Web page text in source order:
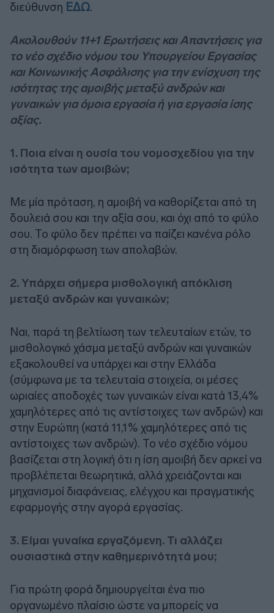
διεύθυνση ΕΔΩ.
Ακολουθούν 11+1 Ερωτήσεις και Απαντήσεις για
το νέο σχέδιο νόμου του Υπουργείου Εργασίας
και Κοινωνικής Ασφάλισης για την ενίσχυση της
ισότητας της αμοιβής μεταξύ ανδρών και
γυναικών για όμοια εργασία ή για εργασία ίσης
αξίας.
1. Ποια είναι η ουσία του νομοσχεδίου για την
ισότητα των αμοιβών;
Με μία πρόταση, η αμοιβή να καθορίζεται από τη
δουλειά σου και την αξία σου, και όχι από το φύλο
σου. Το φύλο δεν πρέπει να παίζει κανένα ρόλο
στη διαμόρφωση των απολαβών.
2. Υπάρχει σήμερα μισθολογική απόκλιση
μεταξύ ανδρών και γυναικών;
Ναι, παρά τη βελτίωση των τελευταίων ετών, το
μισθολογικό χάσμα μεταξύ ανδρών και γυναικών
εξακολουθεί να υπάρχει και στην Ελλάδα
(σύμφωνα με τα τελευταία στοιχεία, οι μέσες
ωριαίες αποδοχές των γυναικών είναι κατά 13,4%
χαμηλότερες από τις αντίστοιχες των ανδρών) και
στην Ευρώπη (κατά 11,1% χαμηλότερες από τις
αντίστοιχες των ανδρών). Το νέο σχέδιο νόμου
βασίζεται στη λογική ότι η ίση αμοιβή δεν αρκεί να
προβλέπεται θεωρητικά, αλλά χρειάζονται και
μηχανισμοί διαφάνειας, ελέγχου και πραγματικής
εφαρμογής στην αγορά εργασίας.
3. Είμαι γυναίκα εργαζόμενη. Τι αλλάζει
ουσιαστικά στην καθημερινότητά μου;
Για πρώτη φορά δημιουργείται ένα πιο
οργανωμένο πλαίσιο ώστε να μπορείς να